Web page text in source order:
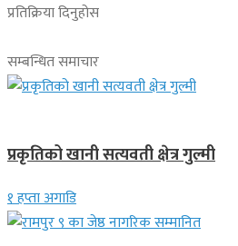
प्रतिक्रिया दिनुहोस
सम्बन्धित समाचार
प्रकृतिको खानी सत्यवती क्षेत्र गुल्मी
१ हप्ता अगाडि